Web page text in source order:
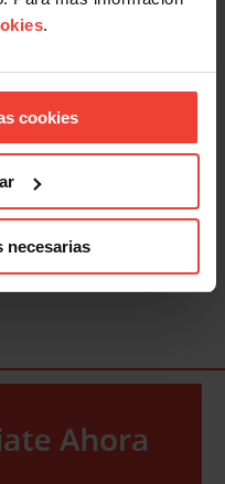
.
cookies
necesarias